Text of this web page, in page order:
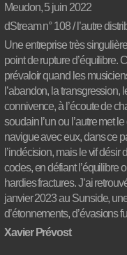
Meudon, 5 juin 2022
dStreamn° 108/ l’autre
Une entreprise très
point de rupture d’équilibre.
prévaloir quand les
l’abandon, la transgression,
connivence, à l’écoute de
soudain l’un ou l’autre met
navigue avec eux, dans ce
l’indécision, mais le vifdésir
codes, en défiant l’équilibre
hardies fractures.J’ai
janvier 2023 au Sunside,
d’étonnements, d’évasions
Xavier Prévost